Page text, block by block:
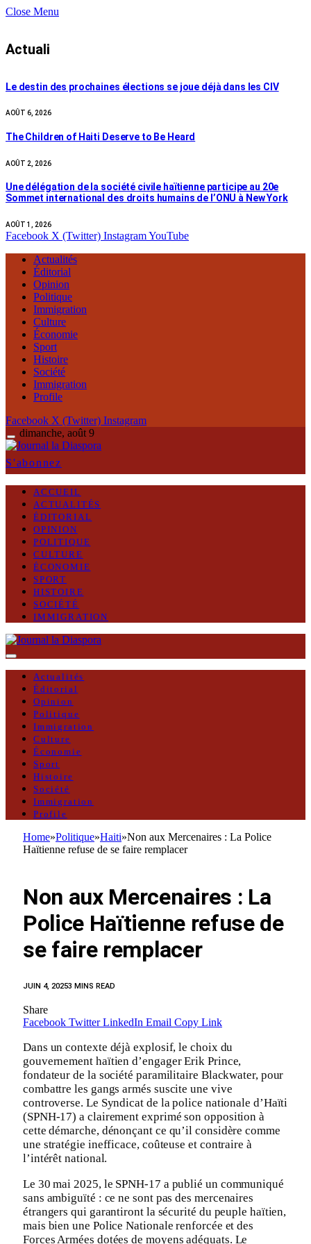
Close Menu
Actuali
Le destin des prochaines élections se joue déjà dans les CIV
AOÛT 6, 2026
The Children of Haiti Deserve to Be Heard
AOÛT 2, 2026
Une délégation de la société civile haïtienne participe au 20e
Sommet international des droits humains de l’ONU à New York
AOÛT 1, 2026
Facebook X (Twitter) InstagramYouTube
Actualités
Éditorial
Opinion
Politique
Immigration
Culture
Économie
Sport
Histoire
Société
Immigration
Profile
Facebook X (Twitter) Instagram
dimanche, août 9
S'abonnez
ACCUEIL
ACTUALITÉS
ÉDITORIAL
OPINION
POLITIQUE
CULTURE
ÉCONOMIE
SPORT
HISTOIRE
SOCIÉTÉ
IMMIGRATION
Actualités
Éditorial
Opinion
Politique
Immigration
Culture
Économie
Sport
Histoire
Société
Immigration
Profile
Home»Politique»Haiti»Non aux Mercenaires : La Police
Haïtienne refuse de se faire remplacer
Non aux Mercenaires : La
Police Haïtienne refuse de
se faire remplacer
JUIN 4, 20253 MINS READ
Share
Facebook Twitter LinkedIn Email Copy Link
Dans un contexte déjà explosif, le choix du
gouvernement haïtien d’engager Erik Prince,
fondateur de la société paramilitaire Blackwater, pour
combattre les gangs armés suscite une vive
controverse. Le Syndicat de la police nationale d’Haïti
(SPNH-17) a clairement exprimé son opposition à
cette démarche, dénonçant ce qu’il considère comme
une stratégie inefficace, coûteuse et contraire à
l’intérêt national.
Le 30 mai 2025, le SPNH-17 a publié un communiqué
sans ambiguïté : ce ne sont pas des mercenaires
étrangers qui garantiront la sécurité du peuple haïtien,
mais bien une Police Nationale renforcée et des
Forces Armées dotées de moyens adéquats. Le